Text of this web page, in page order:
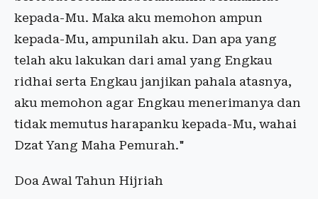
kepada-Mu. Maka aku memohon ampun
kepada-Mu, ampunilah aku. Dan apa yang
telah aku lakukan dari amal yang Engkau
ridhai serta Engkau janjikan pahala atasnya,
aku memohon agar Engkau menerimanya dan
tidak memutus harapanku kepada-Mu, wahai
Dzat Yang Maha Pemurah."
Doa Awal Tahun Hijriah